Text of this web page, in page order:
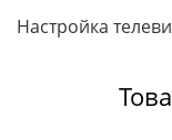
Настройка